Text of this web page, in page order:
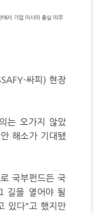
서 기업 이사의 충실 의무
싸피) 현장
는 오가지 않았
해소가 기대됐
국부펀드든 국
길을 열어야 될
있다"고 했지만